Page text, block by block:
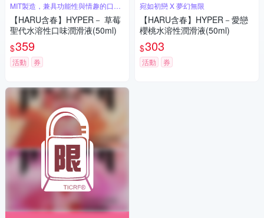
MIT製造，兼具功能性與情趣的口味
潤滑液
【HARU含春】HYPER－ 草莓
聖代水溶性口味潤滑液(50ml)
$359
活動 券
宛如初戀 X 夢幻無限
【HARU含春】HYPER－愛戀
櫻桃水溶性潤滑液(50ml)
$303
活動 券